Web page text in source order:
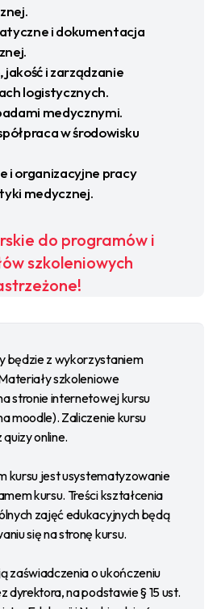
i dokumentacja
i zarządzanie
logistycznych.
medycznymi.
w środowisku
i organizacyjne pracy
medycznej.
do programów i
szkoleniowych
będzie z wykorzystaniem
szkoleniowe
stronie internetowej kursu
moodle). Zaliczenie kursu
online.
kursu jest usystematyzowanie
kursu. Treści kształcenia
zajęć edukacyjnych będą
się na stronę kursu.
zaświadczenia o ukończeniu
dyrektora, na podstawie § 15 ust.